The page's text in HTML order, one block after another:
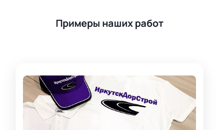
Примеры наших работ